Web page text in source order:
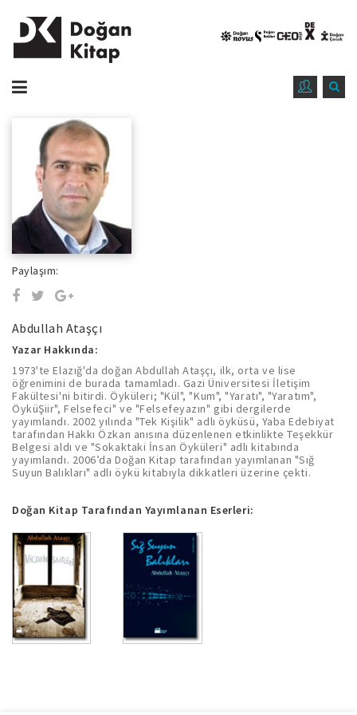
Paylaşım:
Abdullah Ataşçı
Yazar Hakkında:
1973'te Elazığ'da doğan Abdullah Ataşçı, ilk, orta ve lise
öğrenimini de burada tamamladı. Gazi Üniversitesi İletişim
Fakültesi'ni bitirdi. Öyküleri; "Kül", "Kum", "Yaratı", "Yaratım",
ÖyküŞiir", Felsefeci" ve "Felsefeyazın" gibi dergilerde
yayımlandı. 2002 yılında "Tek Kişilik" adlı öyküsü, Yaba Edebiyat
tarafından Hakkı Özkan anısına düzenlenen etkinlikte Teşekkür
Belgesi aldı ve "Sokaktaki İnsan Öyküleri" adlı kitabında
yayımlandı. 2006’da Doğan Kitap tarafından yayımlanan "Sığ
Suyun Balıkları" adlı öykü kitabıyla dikkatleri üzerine çekti.
Doğan Kitap Tarafından Yayımlanan Eserleri: